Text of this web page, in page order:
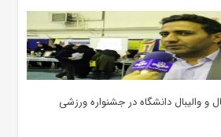
و والیبال دانشگاه در جشنواره ورزشی